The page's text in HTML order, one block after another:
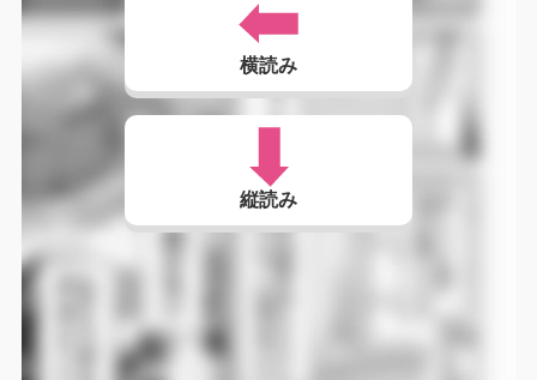
横読み
縦読み